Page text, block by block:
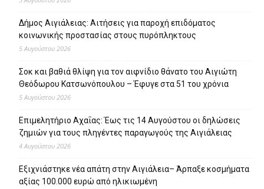
Δήμος Αιγιάλειας: Αιτήσεις για παροχή επιδόματος
κοινωνικής προστασίας στους πυρόπληκτους
5 Αυγούστου 2026
Σοκ και βαθιά θλίψη για τον αιφνίδιο θάνατο του Αιγιώτη
Θεόδωρου Κατσωνόπουλου – Έφυγε στα 51 του χρόνια
5 Αυγούστου 2026
Επιμελητήριο Αχαΐας: Έως τις 14 Αυγούστου οι δηλώσεις
ζημιών για τους πληγέντες παραγωγούς της Αιγιάλειας
4 Αυγούστου 2026
Εξιχνιάστηκε νέα απάτη στην Αιγιάλεια– Άρπαξε κοσμήματα
αξίας 100.000 ευρώ από ηλικιωμένη